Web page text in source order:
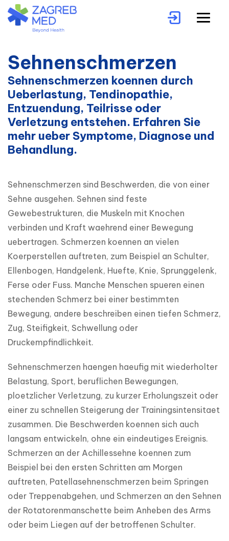
Sehnenschmerzen
Sehnenschmerzen koennen durch
Ueberlastung, Tendinopathie,
Entzuendung, Teilrisse oder
Verletzung entstehen. Erfahren Sie
mehr ueber Symptome, Diagnose und
Behandlung.
Sehnenschmerzen sind Beschwerden, die von einer
Sehne ausgehen. Sehnen sind feste
Gewebestrukturen, die Muskeln mit Knochen
verbinden und Kraft waehrend einer Bewegung
uebertragen. Schmerzen koennen an vielen
Koerperstellen auftreten, zum Beispiel an Schulter,
Ellenbogen, Handgelenk, Huefte, Knie, Sprunggelenk,
Ferse oder Fuss. Manche Menschen spueren einen
stechenden Schmerz bei einer bestimmten
Bewegung, andere beschreiben einen tiefen Schmerz,
Zug, Steifigkeit, Schwellung oder
Druckempfindlichkeit.
Sehnenschmerzen haengen haeufig mit wiederholter
Belastung, Sport, beruflichen Bewegungen,
ploetzlicher Verletzung, zu kurzer Erholungszeit oder
einer zu schnellen Steigerung der Trainingsintensitaet
zusammen. Die Beschwerden koennen sich auch
langsam entwickeln, ohne ein eindeutiges Ereignis.
Schmerzen an der Achillessehne koennen zum
Beispiel bei den ersten Schritten am Morgen
auftreten, Patellasehnenschmerzen beim Springen
oder Treppenabgehen, und Schmerzen an den Sehnen
der Rotatorenmanschette beim Anheben des Arms
oder beim Liegen auf der betroffenen Schulter.